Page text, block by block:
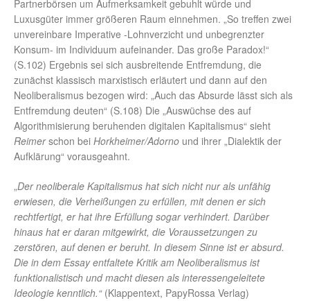
Partnerbörsen um Aufmerksamkeit gebuhlt würde und
Luxusgüter immer größeren Raum einnehmen. „So treffen zwei
unvereinbare Imperative -Lohnverzicht und unbegrenzter
Konsum- im Individuum aufeinander. Das große Paradox!“
(S.102) Ergebnis sei sich ausbreitende Entfremdung, die
zunächst klassisch marxistisch erläutert und dann auf den
Neoliberalismus bezogen wird: „Auch das Absurde lässt sich als
Entfremdung deuten“ (S.108) Die „Auswüchse des auf
Algorithmisierung beruhenden digitalen Kapitalismus“ sieht
Reimerschon bei Horkheimer/Adorno und ihrer „Dialektik der
Aufklärung“ vorausgeahnt.
„Der neoliberale Kapitalismus hat sich nicht nur als unfähig
erwiesen, die Verheißungen zu erfüllen, mit denen er sich
rechtfertigt, er hat ihre Erfüllung sogar verhindert. Darüber
hinaus hat er daran mitgewirkt, die Voraussetzungen zu
zerstören, auf denen er beruht. In diesem Sinne ist er absurd.
Die in dem Essay entfaltete Kritik am Neoliberalismus ist
funktionalistisch und macht diesen als interessengeleitete
Ideologie kenntlich.“(Klappentext, PapyRossa Verlag)